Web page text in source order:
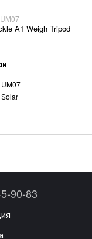
A1 Weigh Tripod
UM07
Solar
90-83